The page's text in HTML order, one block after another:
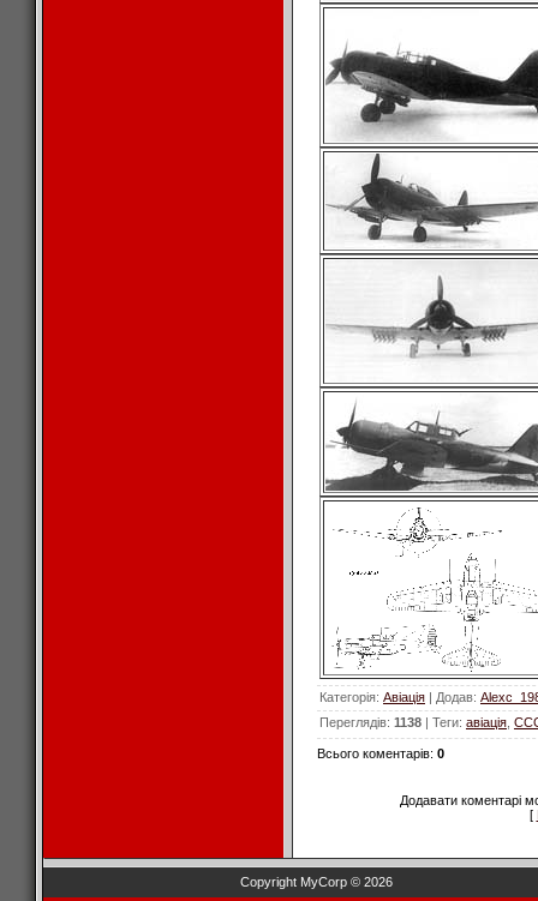
Категорія: Авіація | Додав:
Переглядів: 1138 | Теги: авіація
Всього коментарів: 0
Додавати коментарі
[
Copyright MyCorp © 2026